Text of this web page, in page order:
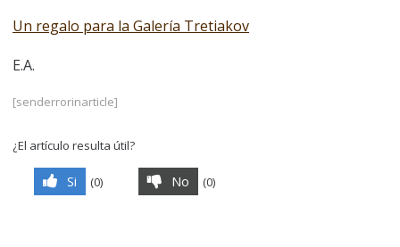
Un regalo para la Galería Tretiakov
E.A.
[senderrorinarticle]
¿El artículo resulta útil?
Si (0) No (0)